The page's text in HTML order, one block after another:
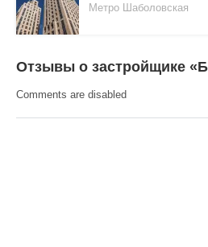
Метро Шаболовская
Отзывы о застройщике
Comments are disabled